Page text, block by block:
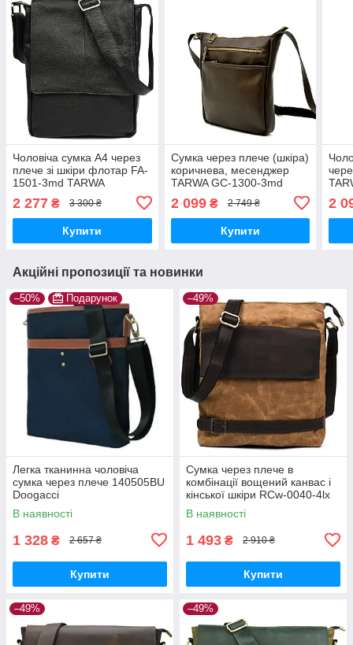
Чоловіча сумка А4 через
плече зі шкіри флотар FA-
1501-3md TARWA
2 277 ₴ 3 300 ₴
Купити
Сумка через плече (шкіра)
коричнева, месенджер
TARWA GC-1300-3md
2 099₴ 2 749 ₴
Купити
2
Акційні пропозиції та новинки
–50% Подарунок
Легка тканинна чоловіча
сумка через плече 140505BU
Doogacci
В наявності
1 328 ₴ 2 657 ₴
Купити
–49%
Сумка через плече в
комбінації вощений канвас і
кінської шкіри RCw-0040-4lx
TARWA
В наявності
1 493 ₴ 2 910 ₴
Купити
–49% –49%